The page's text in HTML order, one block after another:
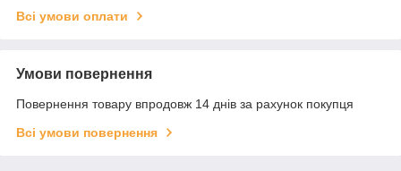
Всі умови оплати
Умови повернення
Повернення товару впродовж 14 днів за рахунок покупця
Всі умови повернення